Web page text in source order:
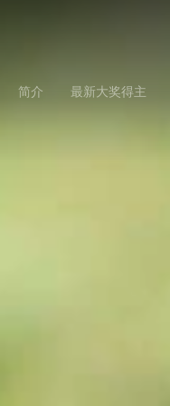
简介 最新大奖得主